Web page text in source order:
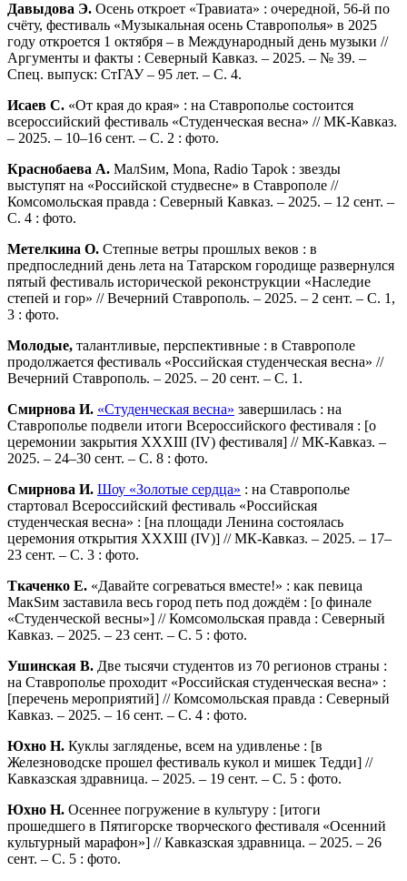
Давыдова Э. Осень откроет «Травиата» : очередной, 56-й по
счёту, фестиваль «Музыкальная осень Ставрополья» в 2025
году откроется 1 октября – в Международный день музыки //
Аргументы и факты : Северный Кавказ. – 2025. – № 39. –
Спец. выпуск: СтГАУ – 95 лет. – С. 4.
Исаев С. «От края до края» : на Ставрополье состоится
всероссийский фестиваль «Студенческая весна» // МК-Кавказ.
– 2025. – 10–16 сент. – С. 2 : фото.
Краснобаева А. МалSим, Mona, Radio Tapok : звезды
выступят на «Российской студвесне» в Ставрополе //
Комсомольская правда : Северный Кавказ. – 2025. – 12 сент. –
С. 4 : фото.
Метелкина О. Степные ветры прошлых веков : в
предпоследний день лета на Татарском городище развернулся
пятый фестиваль исторической реконструкции «Наследие
степей и гор» // Вечерний Ставрополь. – 2025. – 2 сент. – С. 1,
3 : фото.
Молодые, талантливые, перспективные : в Ставрополе
продолжается фестиваль «Российская студенческая весна» //
Вечерний Ставрополь. – 2025. – 20 сент. – С. 1.
Смирнова И. «Студенческая весна» завершилась : на
Ставрополье подвели итоги Всероссийского фестиваля : [о
церемонии закрытия XXXIII (IV) фестиваля] // МК-Кавказ. –
2025. – 24–30 сент. – С. 8 : фото.
Смирнова И. Шоу «Золотые сердца» : на Ставрополье
стартовал Всероссийский фестиваль «Российская
студенческая весна» : [на площади Ленина состоялась
церемония открытия XXXIII (IV)] // МК-Кавказ. – 2025. – 17–
23 сент. – С. 3 : фото.
Ткаченко Е. «Давайте согреваться вместе!» : как певица
МакSим заставила весь город петь под дождём : [о финале
«Студенческой весны»] // Комсомольская правда : Северный
Кавказ. – 2025. – 23 сент. – С. 5 : фото.
Ушинская В. Две тысячи студентов из 70 регионов страны :
на Ставрополье проходит «Российская студенческая весна» :
[перечень мероприятий] // Комсомольская правда : Северный
Кавказ. – 2025. – 16 сент. – С. 4 : фото.
Юхно Н. Куклы загляденье, всем на удивленье : [в
Железноводске прошел фестиваль кукол и мишек Тедди] //
Кавказская здравница. – 2025. – 19 сент. – С. 5 : фото.
Юхно Н. Осеннее погружение в культуру : [итоги
прошедшего в Пятигорске творческого фестиваля «Осенний
культурный марафон»] // Кавказская здравница. – 2025. – 26
сент. – С. 5 : фото.